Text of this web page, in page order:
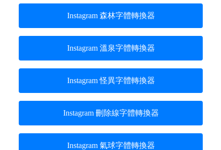
Instagram 森林字體轉換器
Instagram 溫泉字體轉換器
Instagram 怪異字體轉換器
Instagram 刪除線字體轉換器
Instagram 氣球字體轉換器